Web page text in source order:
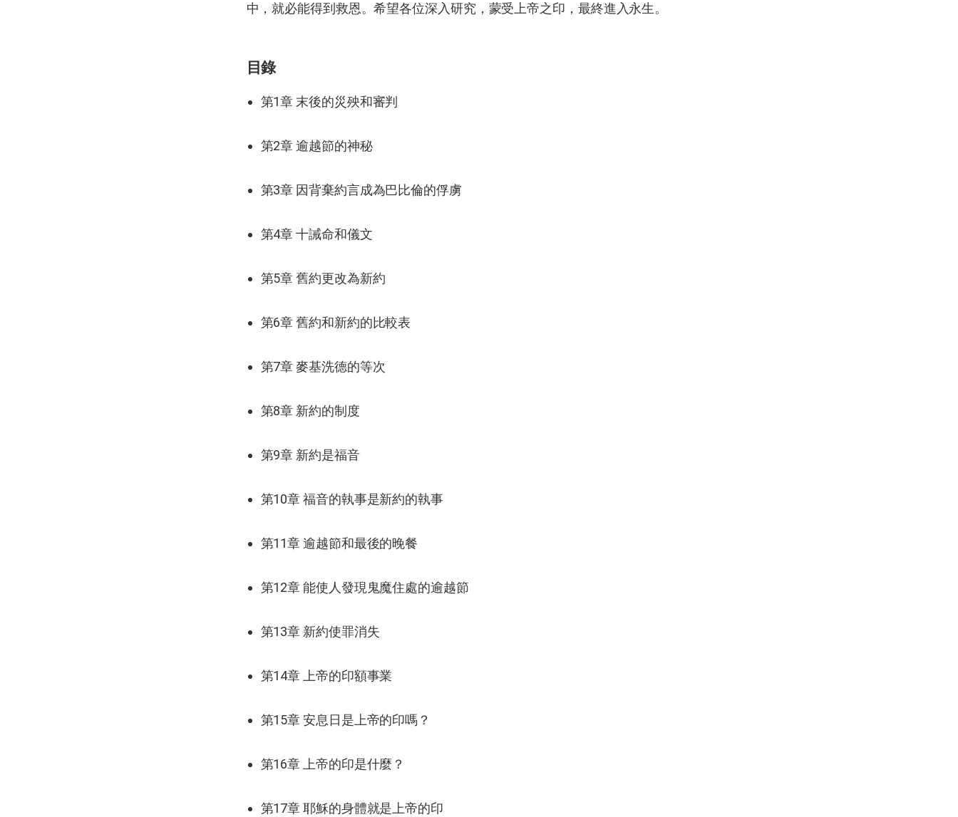
中，就必能得到救恩。希望各位深入研究，蒙受上帝之印，最終進入永生。
目錄
第1章 末後的災殃和審判
第2章 逾越節的神秘
第3章 因背棄約言成為巴比倫的俘虜
第4章 十誡命和儀文
第5章 舊約更改為新約
第6章 舊約和新約的比較表
第7章 麥基洗德的等次
第8章 新約的制度
第9章 新約是福音
第10章 福音的執事是新約的執事
第11章 逾越節和最後的晚餐
第12章 能使人發現鬼魔住處的逾越節
第13章 新約使罪消失
第14章 上帝的印額事業
第15章 安息日是上帝的印嗎？
第16章 上帝的印是什麼？
第17章 耶穌的身體就是上帝的印